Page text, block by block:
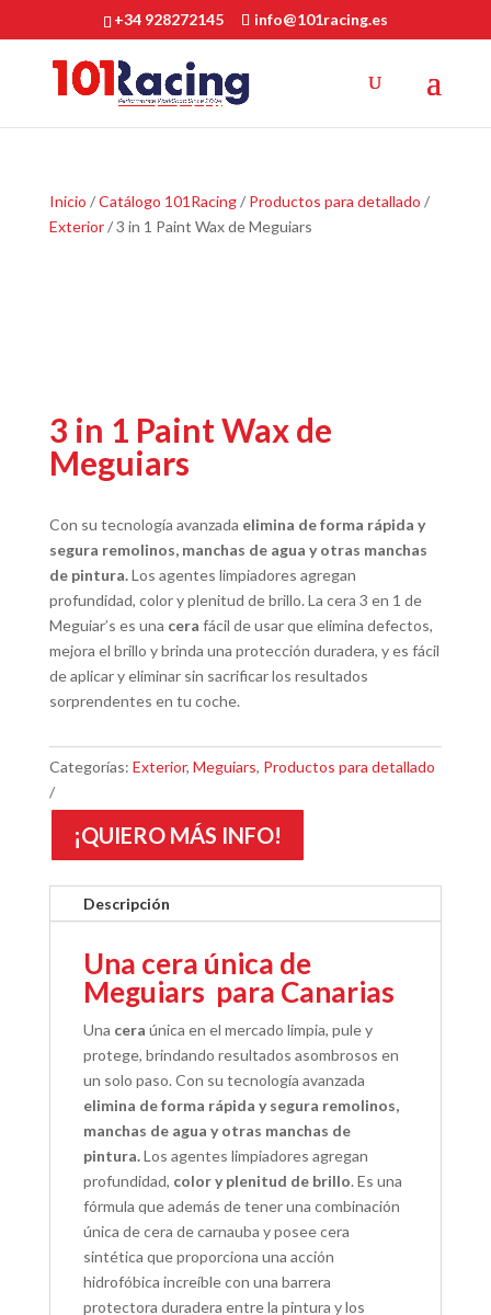
+34 928272145 info@101racing.es
Inicio /Catálogo 101Racing/ Productos para detallado /
Exterior/ 3 in 1 Paint Wax de Meguiars
3 in 1 Paint Wax de
Meguiars
Con su tecnología avanzada elimina de forma rápida y
segura remolinos, manchas de agua y otras manchas
de pintura.Los agentes limpiadores agregan
profundidad, color y plenitud de brillo. La cera 3 en 1 de
Meguiar’s es una cera fácil de usar que elimina defectos,
mejora el brillo y brinda una protección duradera, y es fácil
de aplicar y eliminar sin sacrificar los resultados
sorprendentes en tu coche.
Categorías: Exterior, Meguiars, Productos para detallado
¡QUIERO MÁS INFO!
Descripción
Una cera única de
Meguiars para Canarias
Una cera única en el mercado limpia, pule y
protege, brindando resultados asombrosos en
un solo paso. Con su tecnología avanzada
elimina de forma rápida y segura remolinos,
manchas de agua y otras manchas de
pintura.Los agentes limpiadores agregan
profundidad, color y plenitud de brillo. Es una
fórmula que además de tener una combinación
única de cera de carnauba y posee cera
sintética que proporciona una acción
hidrofóbica increíble con una barrera
protectora duradera entre la pintura y los